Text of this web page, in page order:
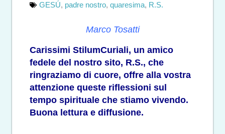
GESÚ, padre nostro, quaresima, R.S.
Marco Tosatti
Carissimi StilumCuriali, un amico
fedele del nostro sito, R.S., che
ringraziamo di cuore, offre alla vostra
attenzione queste riflessioni sul
tempo spirituale che stiamo vivendo.
Buona lettura e diffusione.